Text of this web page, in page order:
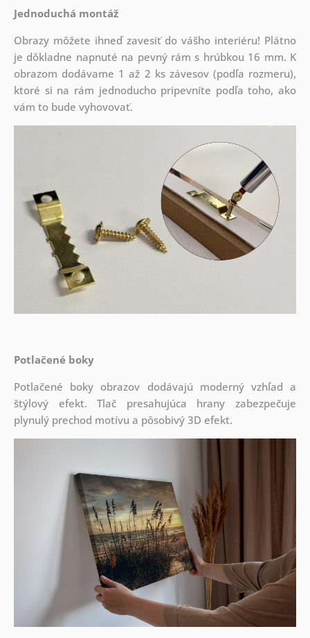
Jednoduchá montáž
Obrazy môžete ihneď zavesiť do vášho interiéru! Plátno
je dôkladne napnuté na pevný rám s hrúbkou 16 mm. K
obrazom dodávame 1 až 2 ks závesov (podľa rozmeru),
ktoré si na rám jednoducho pripevníte podľa toho, ako
vám to bude vyhovovať.
Potlačené boky
Potlačené boky obrazov dodávajú moderný vzhľad a
štýlový efekt. Tlač presahujúca hrany zabezpečuje
plynulý prechod motívu a pôsobivý 3D efekt.